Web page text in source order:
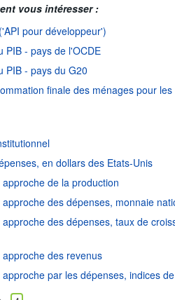
vous intéresser :
pour développeur')
PIB - pays de l'OCDE
PIB - pays du G20
finale des ménages pour
en dollars des Etats-Unis
de la production
des dépenses, monnaie
des dépenses, taux de
des revenus
par les dépenses, indices